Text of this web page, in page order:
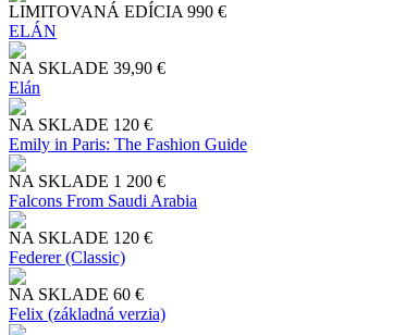
LIMITOVANÁ EDÍCIA 990 €
ELÁN
NA SKLADE 39,90 €
Elán
NA SKLADE 120 €
Emily in Paris: The Fashion Guide
NA SKLADE 1 200 €
Falcons From Saudi Arabia
NA SKLADE 120 €
Federer (Classic)
NA SKLADE 60 €
Felix (základná verzia)